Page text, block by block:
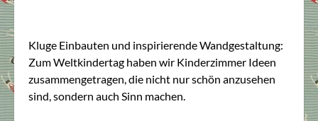
Kluge Einbauten und inspirierende Wandgestaltung:
Zum Weltkindertag haben wir Kinderzimmer Ideen
zusammengetragen, die nicht nur schön anzusehen
sind, sondern auch Sinn machen.